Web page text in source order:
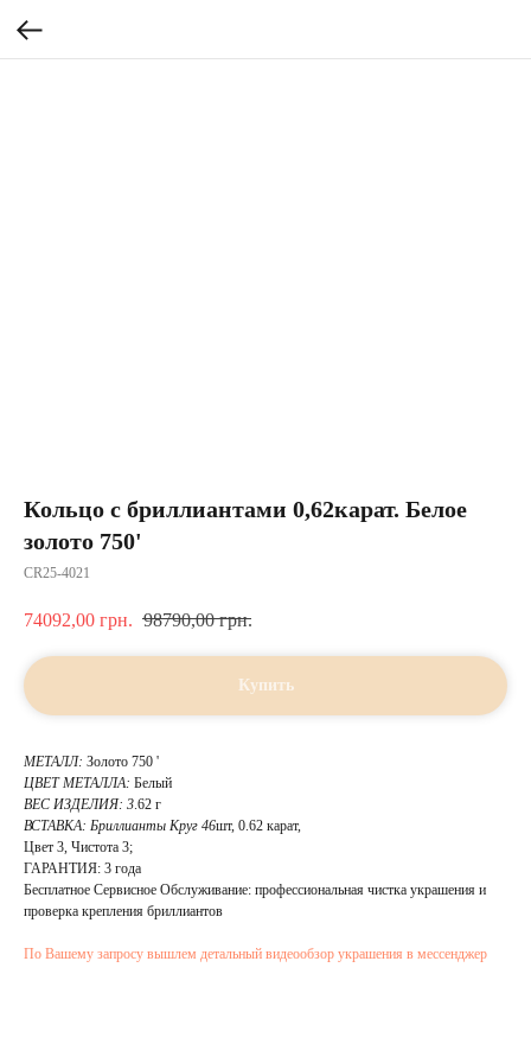
Кольцо с бриллиантами 0,62карат. Белое
золото 750'
CR25-4021
74092,00 грн. 98790,00 грн.
Купить
МЕТАЛЛ: Золото 750 '
ЦВЕТ МЕТАЛЛА: Белый
ВЕС ИЗДЕЛИЯ: 3.62 г
ВСТАВКА: Бриллианты Круг 46шт, 0.62 карат,
Цвет 3, Чистота 3;
ГАРАНТИЯ: 3 года
Бесплатное Сервисное Обслуживание: профессиональная чистка украшения и
проверка крепления бриллиантов
По Вашему запросу вышлем детальный видеообзор украшения в мессенджер